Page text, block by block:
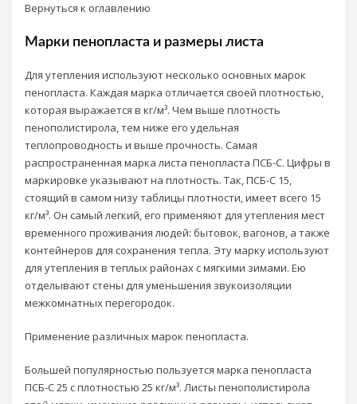
Вернуться к оглавлению
Марки пенопласта и размеры листа
Для утепления используют несколько основных марок
пенопласта. Каждая марка отличается своей плотностью,
которая выражается в кг/м³. Чем выше плотность
пенополистирола, тем ниже его удельная
теплопроводность и выше прочность. Самая
распространенная марка листа пенопласта ПСБ-С. Цифры в
маркировке указывают на плотность. Так, ПСБ-С 15,
стоящий в самом низу таблицы плотности, имеет всего 15
кг/м³. Он самый легкий, его применяют для утепления мест
временного проживания людей: бытовок, вагонов, а также
контейнеров для сохранения тепла. Эту марку используют
для утепления в теплых районах с мягкими зимами. Ею
отделывают стены для уменьшения звукоизоляции
межкомнатных перегородок.
Применение различных марок пенопласта.
Большей популярностью пользуется марка пенопласта
ПСБ-С 25 с плотностью 25 кг/м³. Листы пенополистирола